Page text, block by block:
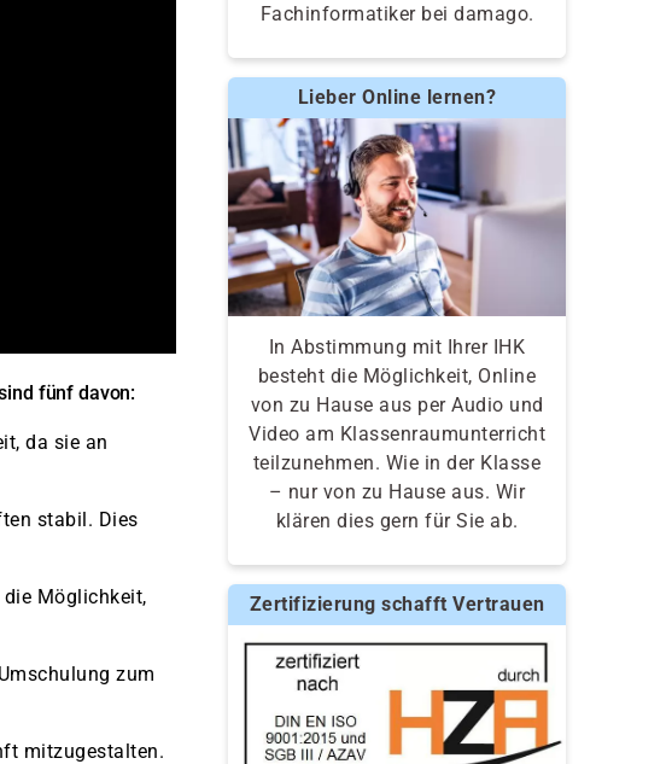
fünf davon:
da sie an
stabil. Dies
Möglichkeit,
zum
mitzugestalten.
Fachinformatiker bei damago.
Lieber Online lernen?
In Abstimmung mit Ihrer IHK
besteht die Möglichkeit, Online
von zu Hause aus per Audio und
Video am Klassenraumunterricht
teilzunehmen. Wie in der Klasse
– nur von zu Hause aus. Wir
klären dies gern für Sie ab.
Zertifizierung schafft Vertrauen